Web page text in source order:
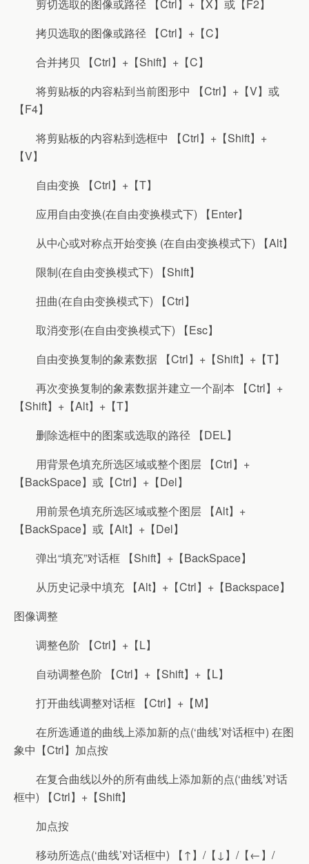
剪切选取的图像或路径 【Ctrl】+【X】或【F2】
拷贝选取的图像或路径 【Ctrl】+【C】
合并拷贝 【Ctrl】+【Shift】+【C】
将剪贴板的内容粘到当前图形中 【Ctrl】+【V】或
【F4】
将剪贴板的内容粘到选框中 【Ctrl】+【Shift】+
【V】
自由变换 【Ctrl】+【T】
应用自由变换(在自由变换模式下) 【Enter】
从中心或对称点开始变换 (在自由变换模式下) 【Alt】
限制(在自由变换模式下) 【Shift】
扭曲(在自由变换模式下) 【Ctrl】
取消变形(在自由变换模式下) 【Esc】
自由变换复制的象素数据 【Ctrl】+【Shift】+【T】
再次变换复制的象素数据并建立一个副本 【Ctrl】+
【Shift】+【Alt】+【T】
删除选框中的图案或选取的路径 【DEL】
用背景色填充所选区域或整个图层 【Ctrl】+
【BackSpace】或【Ctrl】+【Del】
用前景色填充所选区域或整个图层 【Alt】+
【BackSpace】或【Alt】+【Del】
弹出“填充”对话框 【Shift】+【BackSpace】
从历史记录中填充 【Alt】+【Ctrl】+【Backspace】
图像调整
调整色阶 【Ctrl】+【L】
自动调整色阶 【Ctrl】+【Shift】+【L】
打开曲线调整对话框 【Ctrl】+【M】
在所选通道的曲线上添加新的点(‘曲线’对话框中) 在图
象中【Ctrl】加点按
在复合曲线以外的所有曲线上添加新的点(‘曲线’对话
框中) 【Ctrl】+【Shift】
加点按
移动所选点(‘曲线’对话框中) 【↑】/【↓】/【←】/